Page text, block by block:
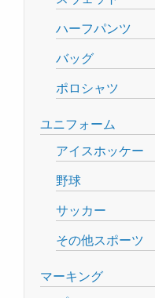
ハーフパンツ
バッグ
ポロシャツ
ユニフォーム
アイスホッケー
野球
サッカー
その他スポーツ
マーキング